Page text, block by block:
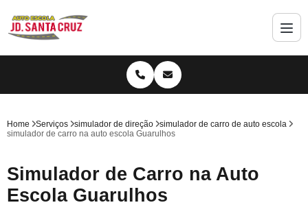
Home Serviços simulador de direção
simulador de carro de auto escola
simulador de carro na auto escola Guarulhos
Simulador de Carro na Auto
Escola Guarulhos